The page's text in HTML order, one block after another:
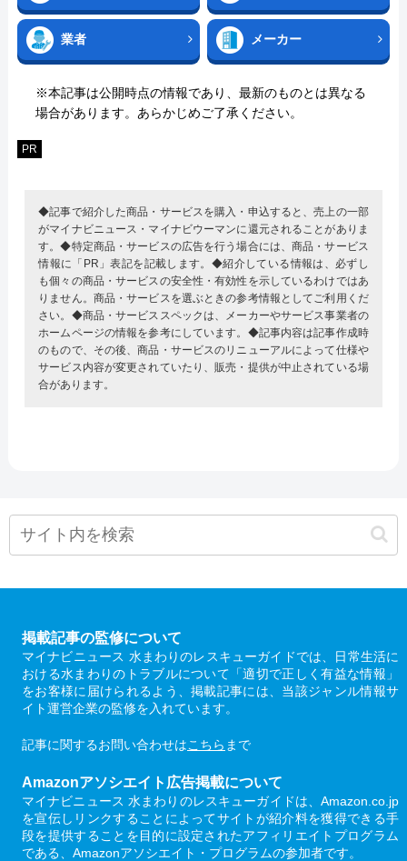
業者 メーカー
※本記事は公開時点の情報であり、最新のものとは異なる
場合があります。あらかじめご了承ください。
PR
◆記事で紹介した商品・サービスを購入・申込すると、売上の一部
がマイナビニュース・マイナビウーマンに還元されることがありま
す。◆特定商品・サービスの広告を行う場合には、商品・サービス
情報に「PR」表記を記載します。◆紹介している情報は、必ずし
も個々の商品・サービスの安全性・有効性を示しているわけではあ
りません。商品・サービスを選ぶときの参考情報としてご利用くだ
さい。◆商品・サービススペックは、メーカーやサービス事業者の
ホームページの情報を参考にしています。◆記事内容は記事作成時
のもので、その後、商品・サービスのリニューアルによって仕様や
サービス内容が変更されていたり、販売・提供が中止されている場
合があります。
掲載記事の監修について
マイナビニュース 水まわりのレスキューガイドでは、日常生活に
おける水まわりのトラブルについて「適切で正しく有益な情報」
をお客様に届けられるよう、掲載記事には、当該ジャンル情報サ
イト運営企業の監修を入れています。
記事に関するお問い合わせはこちら まで
Amazonアソシエイト広告掲載について
マイナビニュース 水まわりのレスキューガイドは、Amazon.co.jp
を宣伝しリンクすることによってサイトが紹介料を獲得できる手
段を提供することを目的に設定されたアフィリエイトプログラム
である、Amazonアソシエイト・プログラムの参加者です。